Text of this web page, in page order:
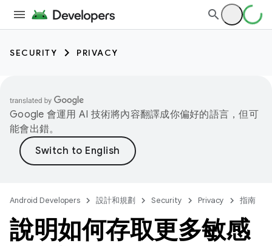
SECURITY PRIVACY
Google 會運用 AI 技術將內容翻譯成你偏好的語言，但可
能會出錯。
Android Developers 設計和規劃 Security Privacy 指南
說明如何存取更多敏感